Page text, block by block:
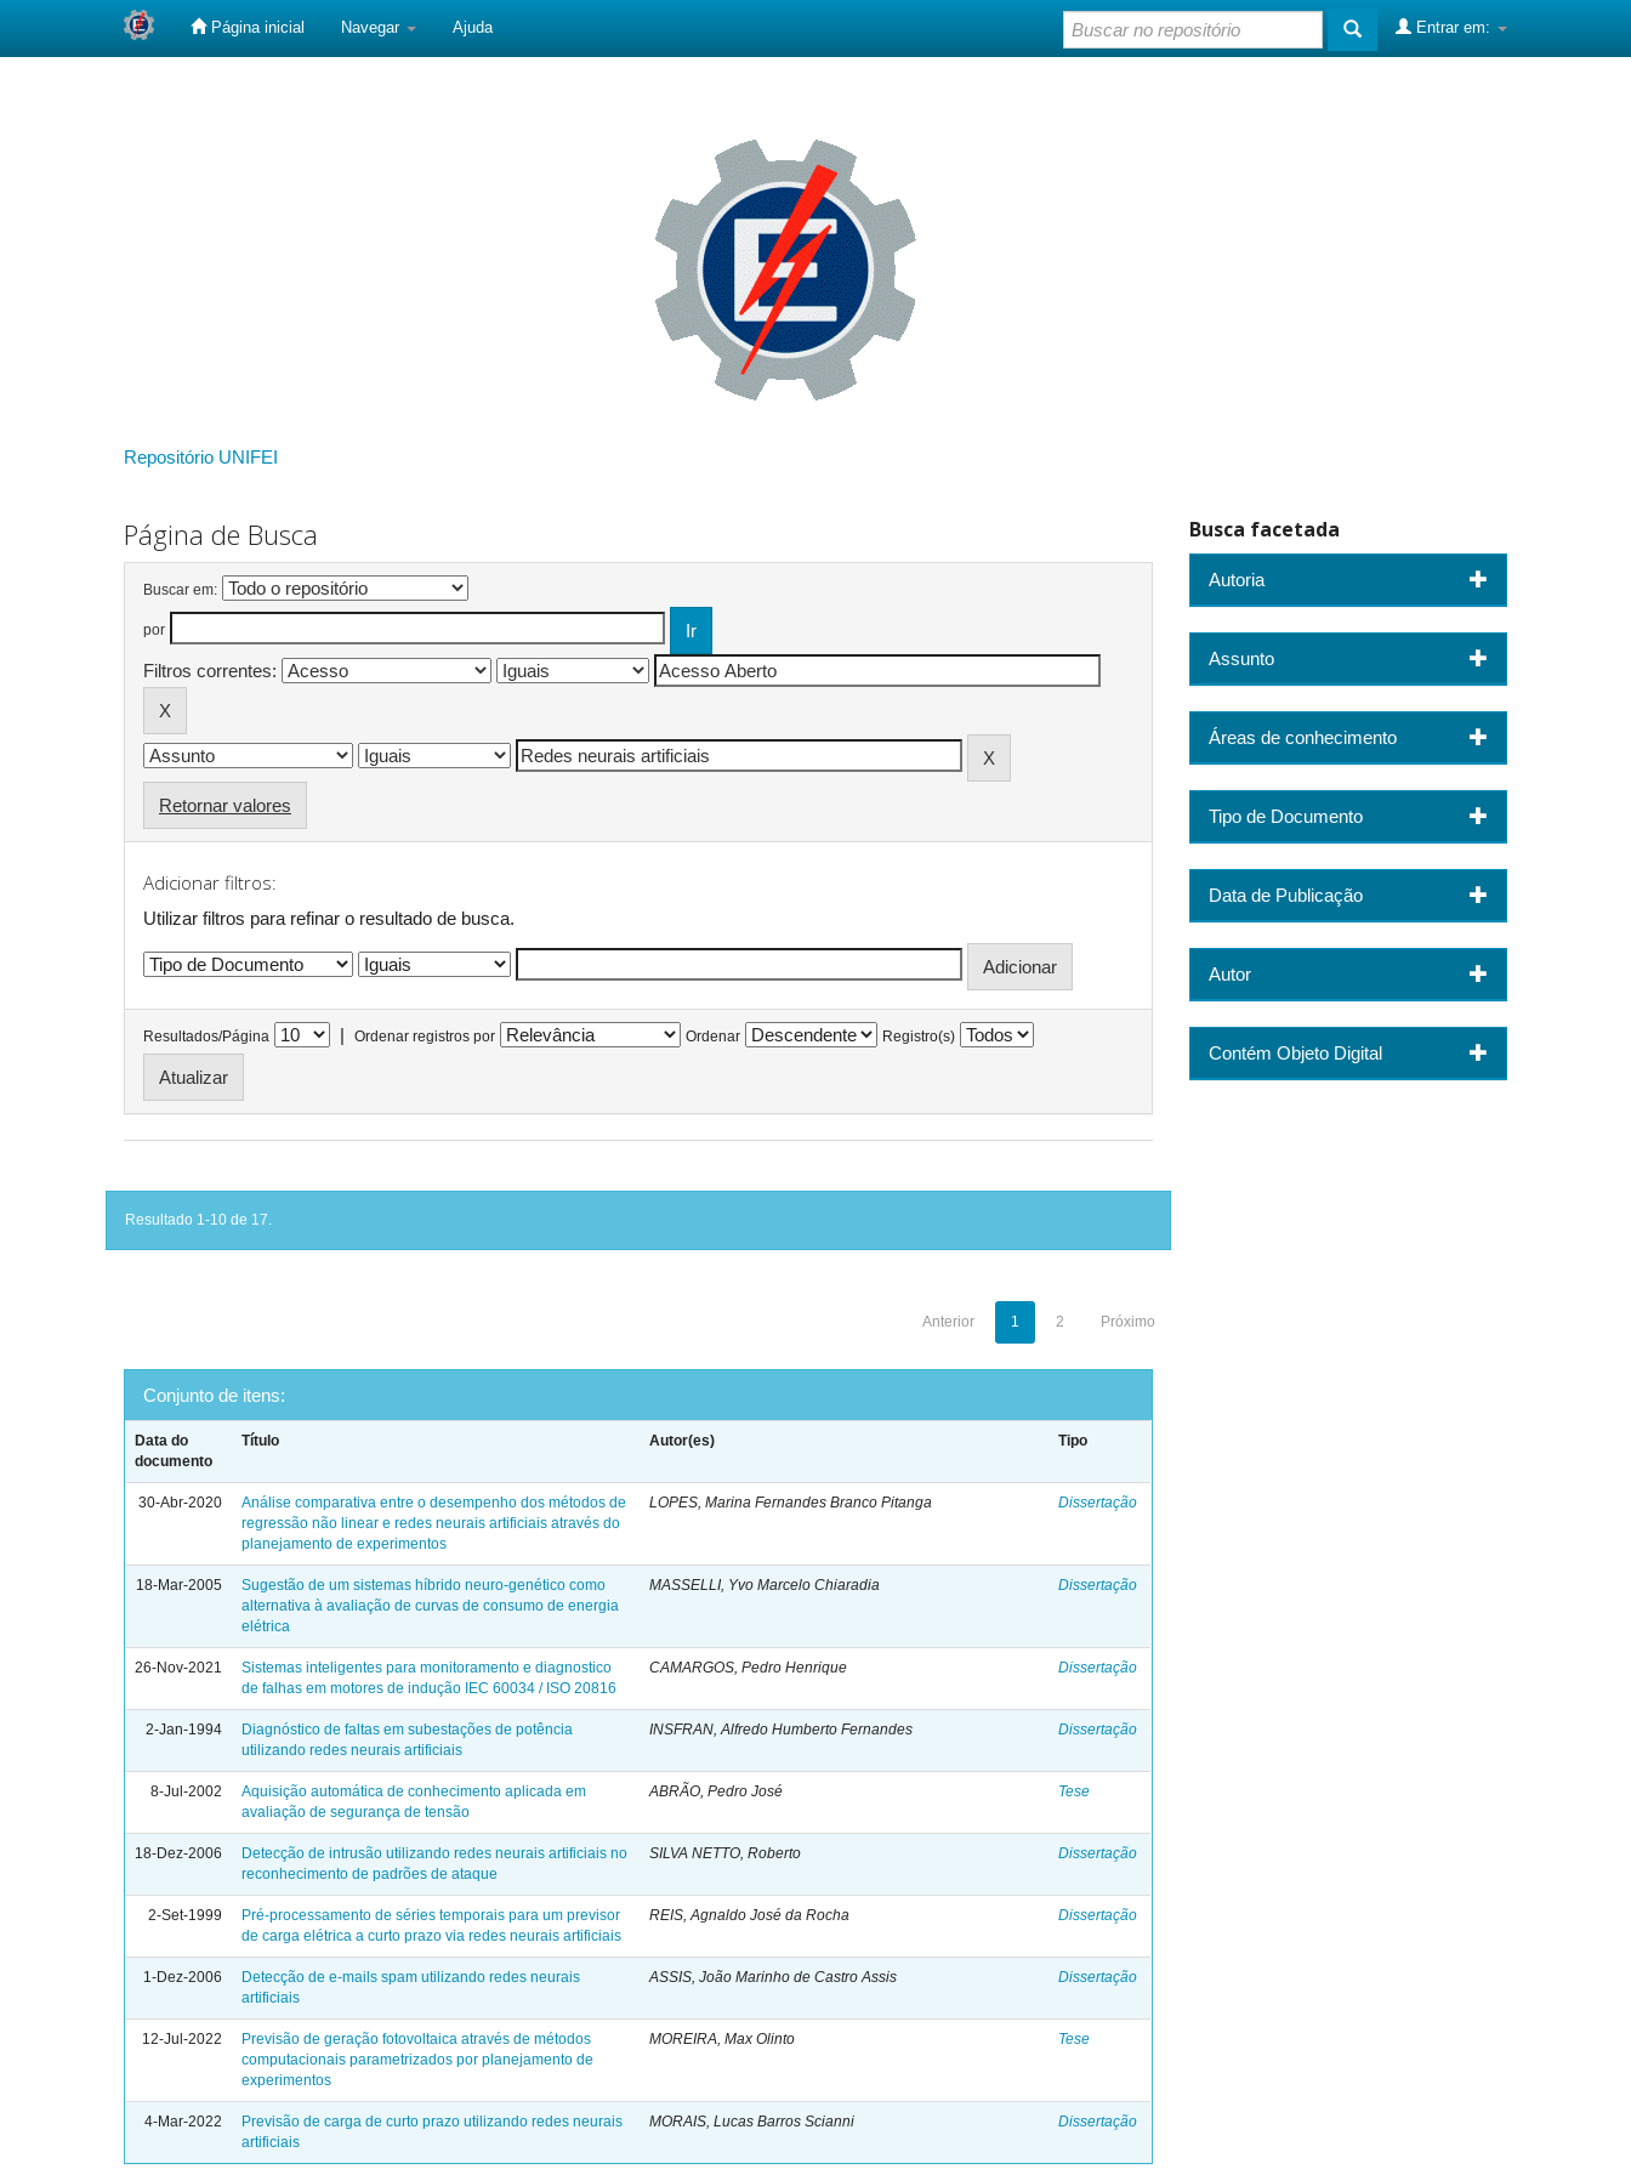
Página inicial Navegar Ajuda Entrar em:
Repositório UNIFEI
Página de Busca
Buscar em:
por
Filtros correntes:
Retornar valores
Adicionar filtros:
Utilizar filtros para refinar o resultado de busca.
Resultados/Página | Ordenar registros por Ordenar Registro(s)
Resultado 1-10 de 17.
Anterior 1 2 Próximo
Conjunto de itens:
Data do
documento
Título Autor(es) Tipo
30-Abr-2020
Análise comparativa entre o desempenho dos métodos de
regressão não linear e redes neurais artificiais através do
planejamento de experimentos
LOPES, Marina Fernandes Branco Pitanga Dissertação
18-Mar-2005
Sugestão de um sistemas híbrido neuro-genético como
alternativa à avaliação de curvas de consumo de energia
elétrica
MASSELLI, Yvo Marcelo Chiaradia Dissertação
26-Nov-2021
Sistemas inteligentes para monitoramento e diagnostico
de falhas em motores de indução IEC 60034 / ISO 20816
CAMARGOS, Pedro Henrique Dissertação
2-Jan-1994
Diagnóstico de faltas em subestações de potência
utilizando redes neurais artificiais
INSFRAN, Alfredo Humberto Fernandes Dissertação
8-Jul-2002
Aquisição automática de conhecimento aplicada em
avaliação de segurança de tensão
ABRÃO, Pedro José Tese
18-Dez-2006
Detecção de intrusão utilizando redes neurais artificiais no
reconhecimento de padrões de ataque
SILVA NETTO, Roberto Dissertação
2-Set-1999
Pré-processamento de séries temporais para um previsor
de carga elétrica a curto prazo via redes neurais artificiais
REIS, Agnaldo José da Rocha Dissertação
1-Dez-2006
Detecção de e-mails spam utilizando redes neurais
artificiais
ASSIS, João Marinho de Castro Assis Dissertação
12-Jul-2022
Previsão de geração fotovoltaica através de métodos
computacionais parametrizados por planejamento de
experimentos
MOREIRA, Max Olinto Tese
4-Mar-2022
Previsão de carga de curto prazo utilizando redes neurais
artificiais
MORAIS, Lucas Barros Scianni Dissertação
Busca facetada
Autoria
Assunto
Áreas de conhecimento
Tipo de Documento
Data de Publicação
Autor
Contém Objeto Digital